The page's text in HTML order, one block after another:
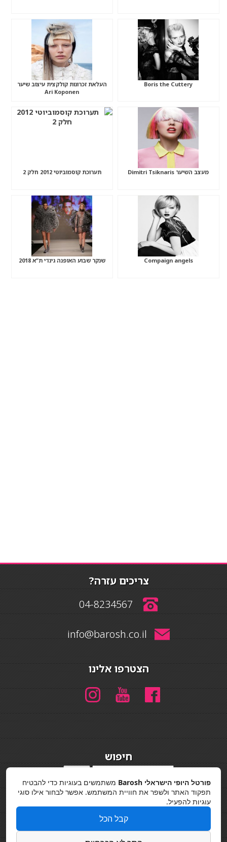
Boris the Cuttery
העלאת זכרונות קולקצית עיצוב שיער
Ari Koponen
מעצב השיער Dimitri Tsiknaris תערוכת קוסמוביוטי 2012 חלק 2
Compaign angels שנקר שבוע האופנה גינדי ת”א 2018
צריכים עזרה?
04-8234567
info@barosh.co.il
הצטרפו אלינו
חיפוש
מדיניות פרטיות
פורטל היופי הישראלי Barosh
משתמשים בעוגיות כדי להבטיח
תפקוד האתר ולשפר את חוויית המשתמש. אפשר לבחור אילו סוגי
עוגיות להפעיל.
קבל הכל